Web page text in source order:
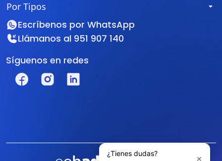
Por Tipos
Escríbenos por WhatsApp
Llámanos al 951 907 140
Síguenos en redes